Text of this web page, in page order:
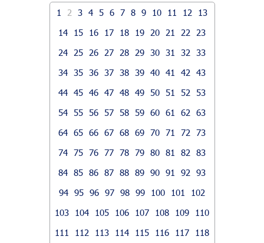
1 2 3 4 5 6 7 8 9 10 11 12
13
14
15 16 17 18 19 20 21 22
23
24
25 26 27 28 29 30 31 32
33
34 35 36 37 38 39 40 41 42
43
44 45 46 47 48 49 50 51 52
53
54 55 56 57 58 59 60 61 62
63
64 65 66 67 68 69 70 71 72
73
74 75 76 77 78 79 80 81 82
83
84 85 86 87 88 89 90 91 92
93
94 95 96 97 98 99 100 101
102
103
104 105 106 107 108 109
110
111
112 113 114 115 116 117
118